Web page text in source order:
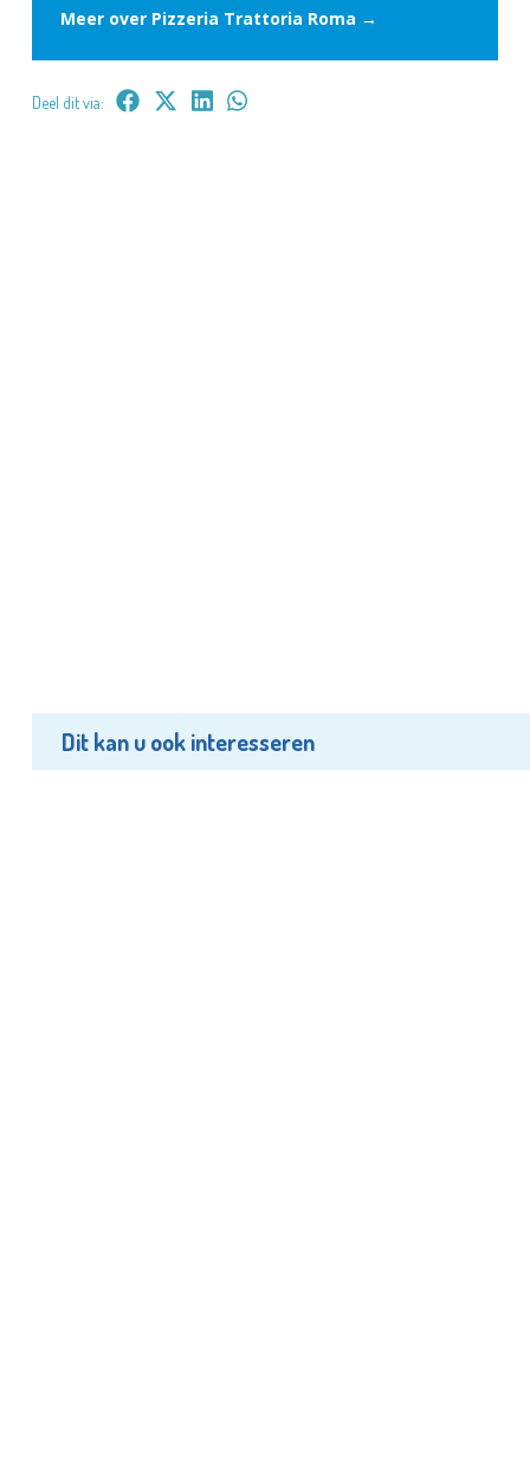
Meer over Pizzeria Trattoria Roma →
Deel dit via:
Dit kan u ook interesseren